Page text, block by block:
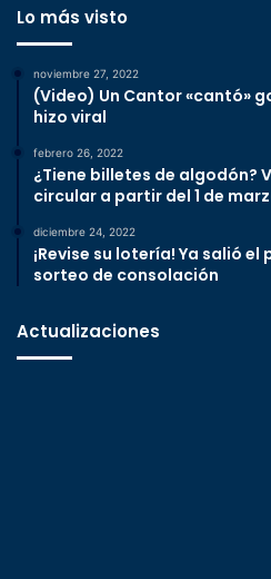
Lo más visto
noviembre 27, 2022
(Video) Un Cantor «cantó»
hizo viral
febrero 26, 2022
¿Tiene billetes de algodón?
circular a partir del 1 de
diciembre 24, 2022
¡Revise su lotería! Ya salió
sorteo de consolación
Actualizaciones